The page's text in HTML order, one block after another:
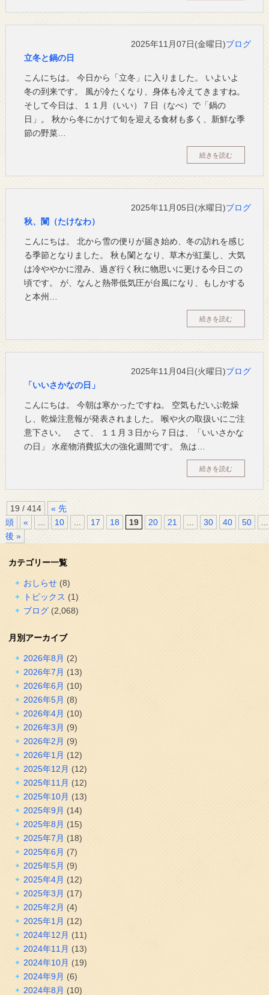
2025年11月07日(金曜日)ブログ
立冬と鍋の日
こんにちは。 今日から「立冬」に入りました。 いよいよ
冬の到来です。 風が冷たくなり、身体も冷えてきますね。
そして今日は、１１月（いい）７日（なべ）で「鍋の
日」。 秋から冬にかけて旬を迎える食材も多く、新鮮な季
節の野菜…
続きを読む
2025年11月05日(水曜日)ブログ
秋、闌（たけなわ）
こんにちは。 北から雪の便りが届き始め、冬の訪れを感じ
る季節となりました。 秋も闌となり、草木が紅葉し、大気
は冷ややかに澄み、過ぎ行く秋に物思いに更ける今日この
頃です。 が、なんと熱帯低気圧が台風になり、もしかする
と本州…
続きを読む
2025年11月04日(火曜日)ブログ
「いいさかなの日」
こんにちは。 今朝は寒かったですね。 空気もだいぶ乾燥
し、乾燥注意報が発表されました。 喉や火の取扱いにご注
意下さい。 さて、 １１月３日から７日は、「いいさかな
の日」 水産物消費拡大の強化週間です。 魚は…
続きを読む
19 / 414
« 先
頭
« 10 17 18 19 20 21 30 40 50
後 »
カテゴリー一覧
おしらせ(8)
トピックス (1)
ブログ(2,068)
月別アーカイブ
2026年8月 (2)
2026年7月 (13)
2026年6月 (10)
2026年5月 (8)
2026年4月 (10)
2026年3月 (9)
2026年2月 (9)
2026年1月 (12)
2025年12月 (12)
2025年11月 (12)
2025年10月 (13)
2025年9月 (14)
2025年8月 (15)
2025年7月 (18)
2025年6月 (7)
2025年5月 (9)
2025年4月 (12)
2025年3月 (17)
2025年2月 (4)
2025年1月 (12)
2024年12月 (11)
2024年11月 (13)
2024年10月 (19)
2024年9月 (6)
2024年8月 (10)